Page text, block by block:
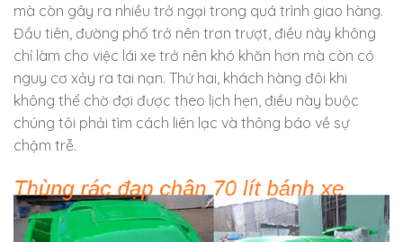
mà còn gây ra nhiều trở ngại trong quá trình giao hàng.
Đầu tiên, đường phố trở nên trơn trượt, điều này không
chỉ làm cho việc lái xe trở nên khó khăn hơn mà còn có
nguy cơ xảy ra tai nạn. Thứ hai, khách hàng đôi khi
không thể chờ đợi được theo lịch hẹn, điều này buộc
chúng tôi phải tìm cách liên lạc và thông báo về sự
chậm trễ.